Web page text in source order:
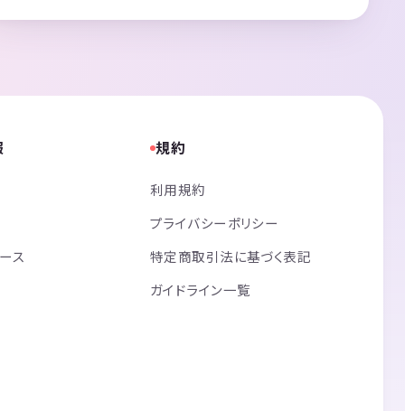
ス
規約
利用規約
プライバシーポリシー
特定商取引法に基づく表記
ガイドライン一覧